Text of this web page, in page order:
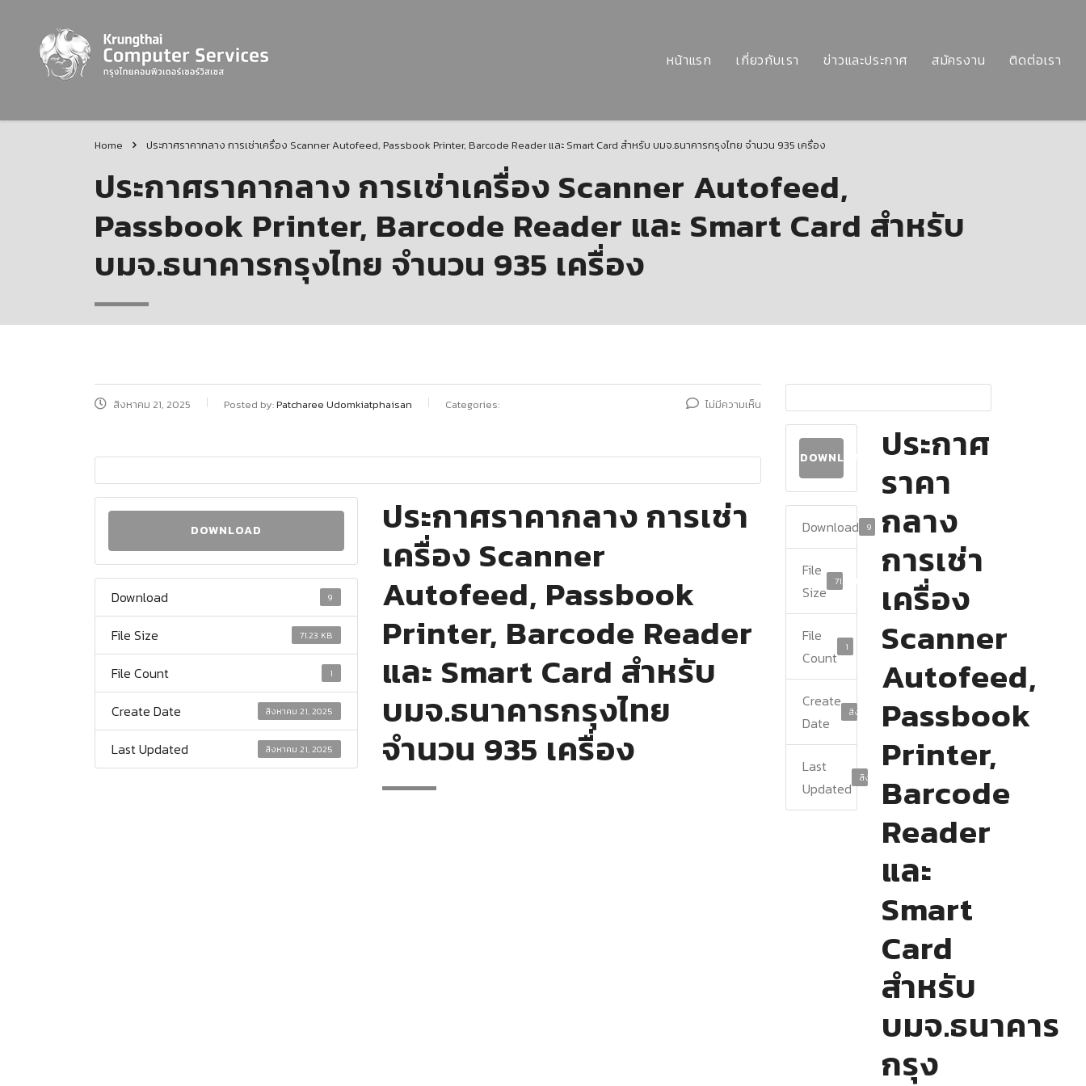
หน้าแรก เกี่ยวกับเรา ข่าวและประกาศ สมัครงาน ติดต่อเรา
Home ประกาศราคากลาง การเช่าเครื่อง Scanner Autofeed, Passbook Printer, Barcode Reader และ Smart Card สำหรับ บมจ.ธนาคารกรุงไทย จำนวน 935 เครื่อง
ประกาศราคากลาง การเช่าเครื่อง Scanner Autofeed,
Passbook Printer, Barcode Reader และ Smart Card สำหรับ
บมจ.ธนาคารกรุงไทย จำนวน 935 เครื่อง
สิงหาคม 21, 2025 Posted by:Patcharee Udomkiatphaisan Categories: ไม่มีความเห็น
DOWNLOAD
Download 9
File Size 71.23 KB
File Count 1
Create Date สิงหาคม 21, 2025
Last Updated สิงหาคม 21, 2025
ประกาศราคากลาง การเช่า
เครื่อง Scanner
Autofeed, Passbook
Printer, Barcode Reader
และ Smart Card สำหรับ
บมจ.ธนาคารกรุงไทย
จำนวน 935 เครื่อง
DOWNLOAD
Download 9
File
Size
71.23 KB
File
Count
1
Create
Date
สิงหาคม 21, 2025
Last
Updated
สิงหาคม 21, 2025
ประกาศ
ราคา
กลาง
การเช่า
เครื่อง
Scanner
Autofeed,
Passbook
Printer,
Barcode
Reader
และ
Smart
Card
สำหรับ
บมจ.ธนาคาร
กรุง